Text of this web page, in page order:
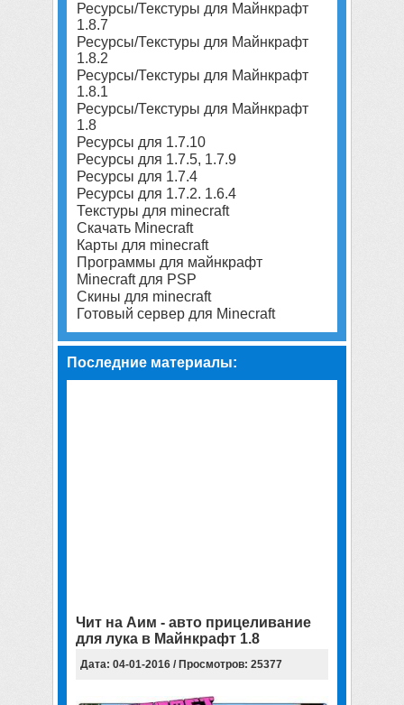
Ресурсы/Текстуры для Майнкрафт
1.8.7
Ресурсы/Текстуры для Майнкрафт
1.8.2
Ресурсы/Текстуры для Майнкрафт
1.8.1
Ресурсы/Текстуры для Майнкрафт
1.8
Ресурсы для 1.7.10
Ресурсы для 1.7.5, 1.7.9
Ресурсы для 1.7.4
Ресурсы для 1.7.2. 1.6.4
Текстуры для minecraft
Скачать Minecraft
Карты для minecraft
Программы для майнкрафт
Minecraft для PSP
Скины для minecraft
Готовый сервер для Minecraft
Последние материалы:
Чит на Аим - авто прицеливание
для лука в Майнкрафт 1.8
Дата: 04-01-2016 / Просмотров: 25377